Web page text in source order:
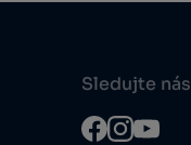
Sledujte nás